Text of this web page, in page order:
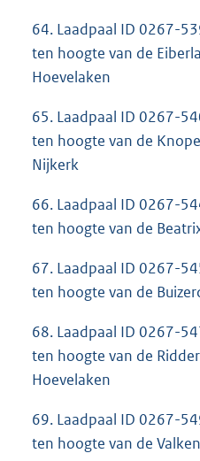
64. Laadpaal ID 0267-
ten hoogte van de
Hoevelaken
65. Laadpaal ID 0267-
ten hoogte van de
Nijkerk
66. Laadpaal ID 0267-
ten hoogte van de
67. Laadpaal ID 0267-
ten hoogte van de
68. Laadpaal ID 0267-
ten hoogte van de
Hoevelaken
69. Laadpaal ID 0267-
ten hoogte van de